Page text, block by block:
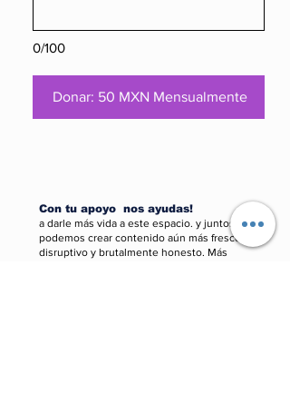
0/100
Donar: 50 MXN Mensualmente
Con tu apoyo nos ayudas!
a darle más vida a este espacio. y juntos
podemos crear contenido aún más fresco,
disruptivo y brutalmente honesto. Más